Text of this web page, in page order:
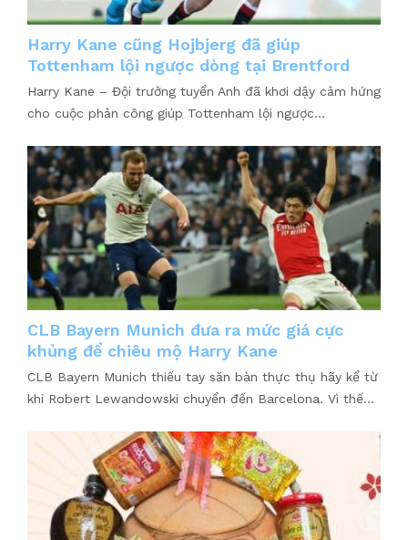
Harry Kane cũng Hojbjerg đã giúp
Tottenham lội ngược dòng tại Brentford
Harry Kane – Đội trưởng tuyển Anh đã khơi dậy cảm hứng
cho cuộc phản công giúp Tottenham lội ngược...
CLB Bayern Munich đưa ra mức giá cực
khủng để chiêu mộ Harry Kane
CLB Bayern Munich thiếu tay săn bàn thực thụ hãy kể từ
khi Robert Lewandowski chuyển đến Barcelona. Vì thế...